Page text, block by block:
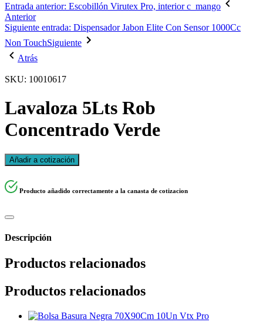
Entrada anterior: Escobillón Virutex Pro, interior c_mango
Anterior
Siguiente entrada: Dispensador Jabon Elite Con Sensor 1000Cc
Non TouchSiguiente
Atrás
SKU: 10010617
Lavaloza 5Lts Rob
Concentrado Verde
Añadir a cotización
Producto añadido correctamente a la canasta de cotizacion
Descripción
Productos relacionados
Productos relacionados